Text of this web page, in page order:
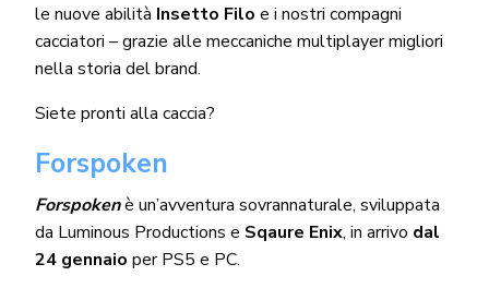
le nuove abilità Insetto Filo e i nostri compagni
cacciatori – grazie alle meccaniche multiplayer migliori
nella storia del brand.
Siete pronti alla caccia?
Forspoken
Forspokenè un’avventura sovrannaturale, sviluppata
da Luminous Productions e Sqaure Enix, in arrivo dal
24 gennaio per PS5 e PC.